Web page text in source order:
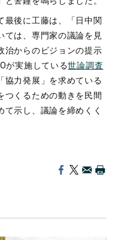
後に工藤は、「日中関
ては、専門家の議論を見
治からのビジョンの提示
が実施している世論調査
協力発展」を求めている
つくるための動きを民間
示し、議論を締めくく